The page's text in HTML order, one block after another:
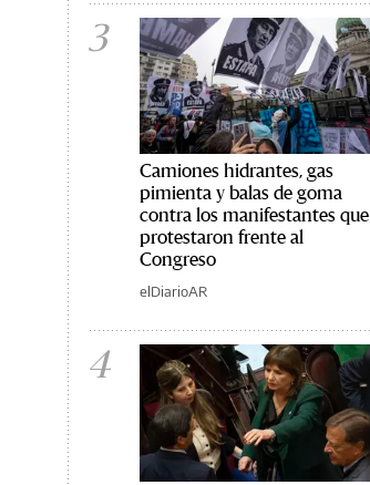
3
Camiones hidrantes, gas
pimienta y balas de goma
contra los manifestantes que
protestaron frente al
Congreso
elDiarioAR
4